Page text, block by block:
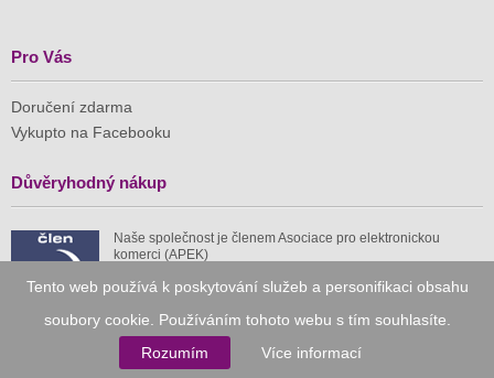
Tento web používá k poskytování služeb a personifikaci obsahu
soubory cookie. Používáním tohoto webu s tím souhlasíte.
Rozumím
Více informací
Pro Vás
Doručení zdarma
Vykupto na Facebooku
Důvěryhodný nákup
Naše společnost je členem Asociace pro elektronickou
komerci (APEK)
Již od roku 2010